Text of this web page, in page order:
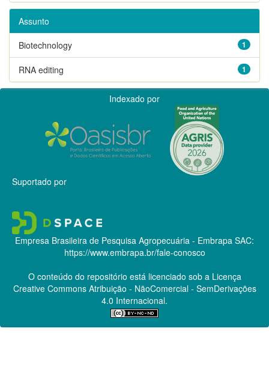
Assunto
1
Biotechnology
1
RNA editing
Indexado por
Suportado por
Empresa Brasileira de Pesquisa Agropecuária - Embrapa SAC:
https://www.embrapa.br/fale-conosco
O conteúdo do repositório está licenciado sob a Licença
Creative CommonsAtribuição - NãoComercial - SemDerivações
4.0 Internacional.